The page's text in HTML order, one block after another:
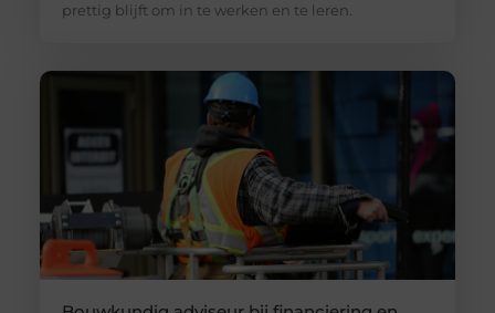
prettig blijft om in te werken en te leren.